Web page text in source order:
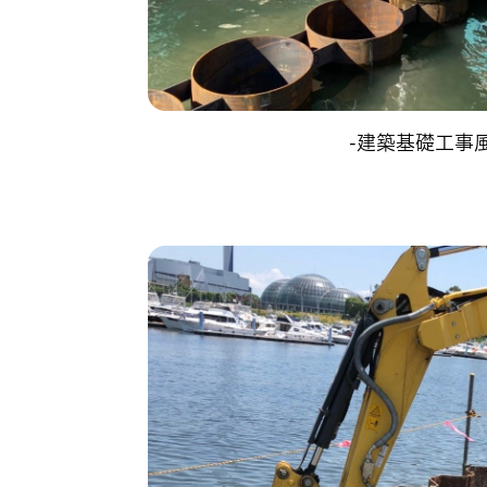
-建築基礎工事